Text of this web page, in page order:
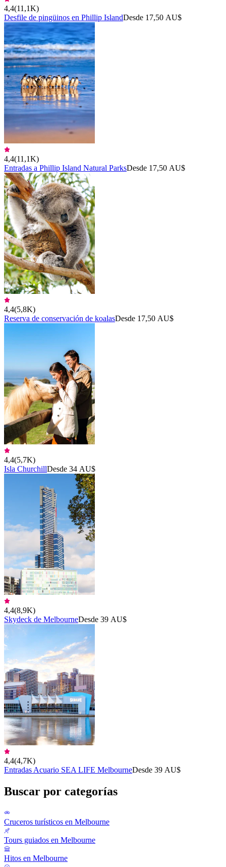
4,4(11,1K)
Desfile de pingüinos en Phillip IslandDesde 17,50 AU$
4,4(11,1K)
Entradas a Phillip Island Natural ParksDesde 17,50 AU$
4,4(5,8K)
Reserva de conservación de koalasDesde 17,50 AU$
4,4(5,7K)
Isla ChurchillDesde 34 AU$
4,4(8,9K)
Skydeck de MelbourneDesde 39 AU$
4,4(4,7K)
Entradas Acuario SEA LIFE MelbourneDesde 39 AU$
Buscar por categorías
Cruceros turísticos en Melbourne
Tours guiados en Melbourne
Hitos en Melbourne